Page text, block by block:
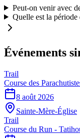
Peut-on venir avec
Quelle est la
Événements
Trail
Course des
8 août 2026
Sainte-Mère-Église
Trail
Course du Run -